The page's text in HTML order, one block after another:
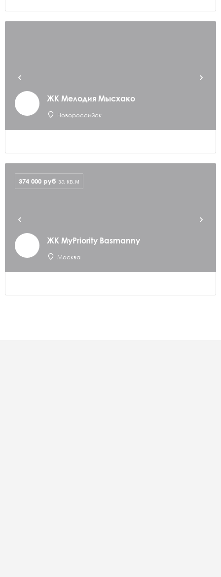
ЖК Мелодия Мысхако
Новороссийск
ЖК MyPriority Basmanny
Москва
374 000 руб за кв.м